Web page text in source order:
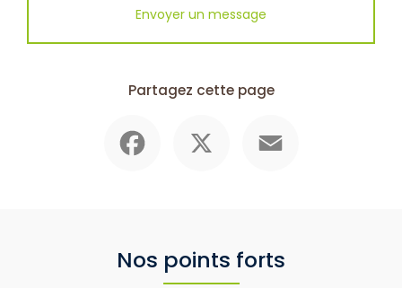
Envoyer un message
Partagez cette page
Nos points forts